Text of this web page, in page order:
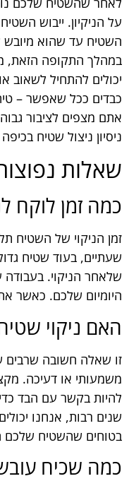
על הניקיון. ייבוש
במהלך התקופה הזאת,
יכולים להתחיל לשאוב
כבדים ככל שאפשר –
אתם מצפים לציבור
ניסיון ניצול שטיח
שאלות
כמה זמן לוקח
זמן הניקוי של השטיח
שעתיים, בעוד שטיח
שלאחר הניקוי. בעבודה
היומיום שלכם. כאשר
האם ניקוי
זו שאלה חשובה שרבים
משמעותי או דעיכה.
להיות בקשר עם הבד
שנים רבות, אנחנו
בטוחים שהשטיח שלכם
כמה שכיח